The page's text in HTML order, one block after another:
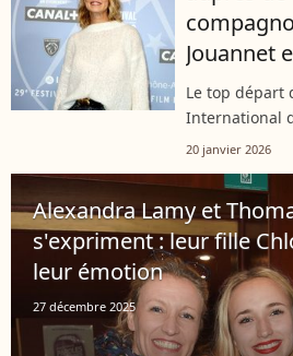
Jouannet
un autre
la famille
Le top départ
International
l’Alpe d’Huez
d’ouverture,
entourée...
20 janvier 2026
Alexandra Lamy et
s'expriment : leur fille
leur émotion
27 décembre 2025